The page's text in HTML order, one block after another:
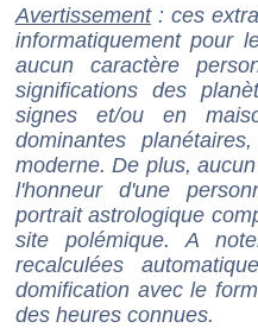
Avertissement: ces
informatiquement pour
aucun caractère
significations des
signes et/ou en
dominantes
moderne. De plus,
l'honneur d'une
portrait astrologique
site polémique. A
recalculées
domification avec le
des heures connues.